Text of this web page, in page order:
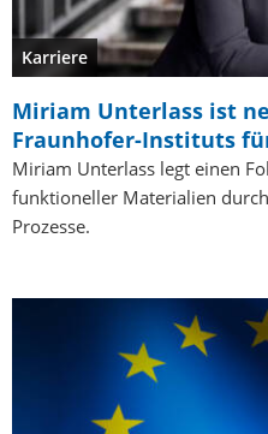
Karriere
Miriam Unterlass ist
Fraunhofer-Instituts
Miriam Unterlass legt einen
funktioneller Materialien
Prozesse.